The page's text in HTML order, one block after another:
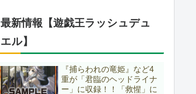
でしたし、それを再現する
のかな？【遊戯王OCG】
最新情報【遊戯王ラッシュデュ
エル】
『捕らわれの竜姫』など4
重が「君臨のヘッドライナ
ー」に収録！！「救惺」に